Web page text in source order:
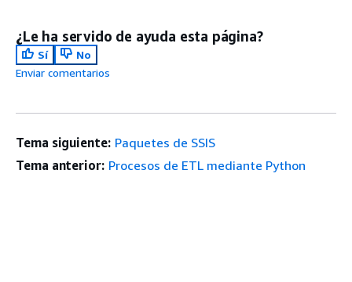
¿Le ha servido de ayuda esta página?
Sí
No
Enviar comentarios
Tema siguiente: Paquetes de SSIS
Tema anterior: Procesos de ETL mediante Python